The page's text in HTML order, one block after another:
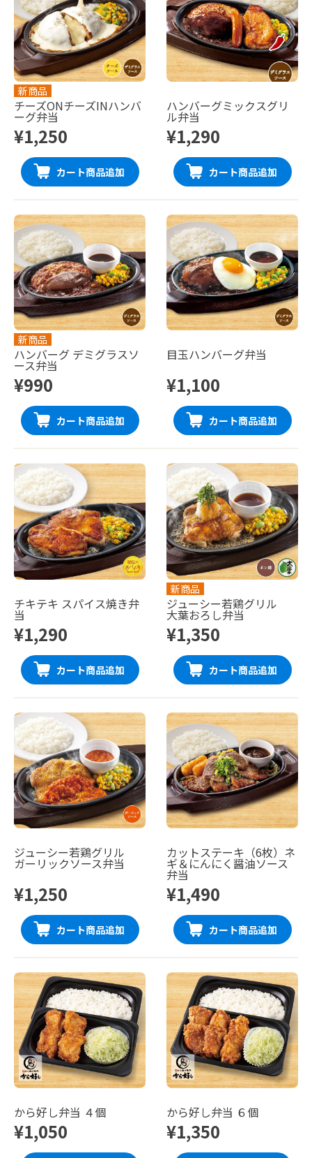
新商品
チーズONチーズINハンバ
ーグ弁当
¥1,250
カート商品追加
ハンバーグミックスグリ
ル弁当
¥1,290
カート商品追加
新商品
ハンバーグ デミグラスソ
ース弁当
¥990
カート商品追加
目玉ハンバーグ弁当
¥1,100
カート商品追加
チキテキ スパイス焼き弁
当
¥1,290
カート商品追加
新商品
ジューシー若鶏グリル
大葉おろし弁当
¥1,350
カート商品追加
ジューシー若鶏グリル
ガーリックソース弁当
¥1,250
カート商品追加
カットステーキ（6枚）ネ
ギ＆にんにく醤油ソース
弁当
¥1,490
カート商品追加
から好し弁当 ４個
¥1,050
から好し弁当 ６個
¥1,350